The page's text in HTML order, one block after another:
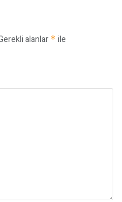
alanlar * ile